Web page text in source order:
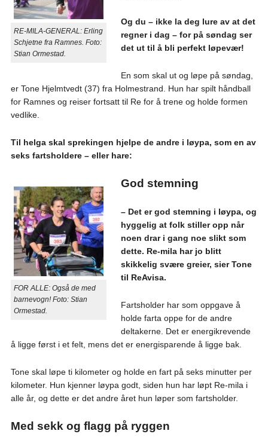
RE-MILA-GENERAL: Erling
Schjetne fra Ramnes. Foto:
Stian Ormestad.
Og du – ikke la deg lure av at det
regner i dag – for på søndag ser
det ut til å bli perfekt løpevær!
En som skal ut og løpe på søndag,
er Tone Hjelmtvedt (37) fra Holmestrand. Hun har spilt håndball
for Ramnes og reiser fortsatt til Re for å trene og holde formen
vedlike.
Til helga skal sprekingen hjelpe de andre i løypa, som en av
seks fartsholdere – eller hare:
FOR ALLE: Også de med
barnevogn! Foto: Stian
Ormestad.
God stemning
– Det er god stemning i løypa, og
hyggelig at folk stiller opp når
noen drar i gang noe slikt som
dette. Re-mila har jo blitt
skikkelig svære greier, sier Tone
til ReAvisa.
Fartsholder har som oppgave å
holde farta oppe for de andre
deltakerne. Det er energikrevende
å ligge først i et felt, mens det er energisparende å ligge bak.
Tone skal løpe ti kilometer og holde en fart på seks minutter per
kilometer. Hun kjenner løypa godt, siden hun har løpt Re-mila i
alle år, og dette er det andre året hun løper som fartsholder.
Med sekk og flagg på ryggen